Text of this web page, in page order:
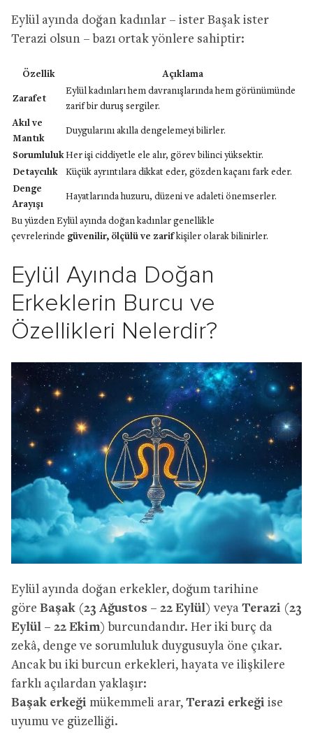
Eylül ayında doğan kadınlar – ister Başak ister
Terazi olsun – bazı ortak yönlere sahiptir:
Özellik Açıklama
Zarafet
Eylül kadınları hem davranışlarında hem görünümünde
zarif bir duruş sergiler.
Akıl ve
Mantık
Duygularını akılla dengelemeyi bilirler.
SorumlulukHer işi ciddiyetle ele alır, görev bilinci yüksektir.
Detaycılık
Küçük ayrıntılara dikkat eder, gözden kaçanı fark eder.
Denge
Arayışı
Hayatlarında huzuru, düzeni ve adaleti önemserler.
Bu yüzden Eylül ayında doğan kadınlar genellikle
çevrelerinde güvenilir, ölçülü ve zarif kişiler olarak bilinirler.
Eylül Ayında Doğan
Erkeklerin Burcu ve
Özellikleri Nelerdir?
Eylül ayında doğan erkekler, doğum tarihine
göre Başak (23 Ağustos – 22 Eylül) veya Terazi (23
Eylül – 22 Ekim) burcundandır. Her iki burç da
zekâ, denge ve sorumluluk duygusuyla öne çıkar.
Ancak bu iki burcun erkekleri, hayata ve ilişkilere
farklı açılardan yaklaşır:
Başak erkeği mükemmeli arar, Terazi erkeği ise
uyumu ve güzelliği.